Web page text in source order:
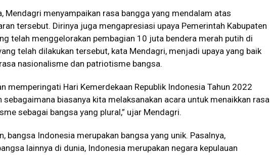
Mendagri menyampaikan rasa bangga yang mendalam atas
tersebut. Dirinya juga mengapresiasi upaya Pemerintah Kabupaten
telah menggelorakan pembagian 10 juta bendera merah putih di
telah dilakukan tersebut, kata Mendagri, menjadi upaya yang baik
nasionalisme dan patriotisme bangsa.
memperingati Hari Kemerdekaan Republik Indonesia Tahun 2022
sebagaimana biasanya kita melaksanakan acara untuk menaikkan rasa
sebagai bangsa yang plural,” ujar Mendagri.
bangsa Indonesia merupakan bangsa yang unik. Pasalnya,
lainnya di dunia, Indonesia merupakan negara kepulauan